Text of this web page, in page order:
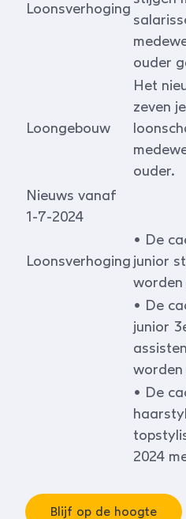
Loonsverhoging
ouder
Loongebouw
Het
zeven
ouder.
Nieuws vanaf
1-7-2024
Loonsverhoging
• De
junior
• De
junior
worden
• De
2024
Blijf op de hoogte